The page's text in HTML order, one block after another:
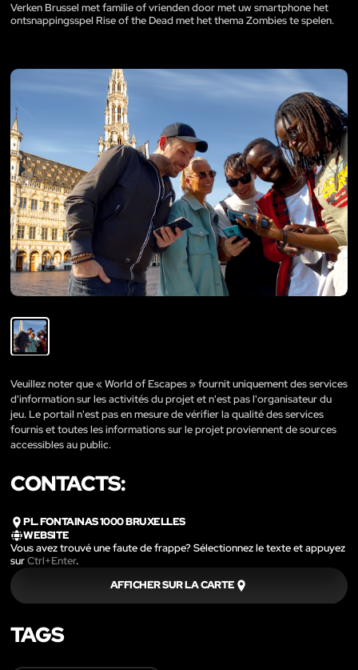
Verken Brussel met familie of vrienden door met uw smartphone het
ontsnappingsspel Rise of the Dead met het thema Zombies te spelen.
Veuillez noter que « World of Escapes » fournit uniquement des services
d'information sur les activités du projet et n'est pas l'organisateur du
jeu. Le portail n'est pas en mesure de vérifier la qualité des services
fournis et toutes les informations sur le projet proviennent de sources
accessibles au public.
CONTACTS:
PL. FONTAINAS 1000 BRUXELLES
WEBSITE
Vous avez trouvé une faute de frappe? Sélectionnez le texte et appuyez
surCtrl+Enter.
AFFICHER SUR LA CARTE
TAGS